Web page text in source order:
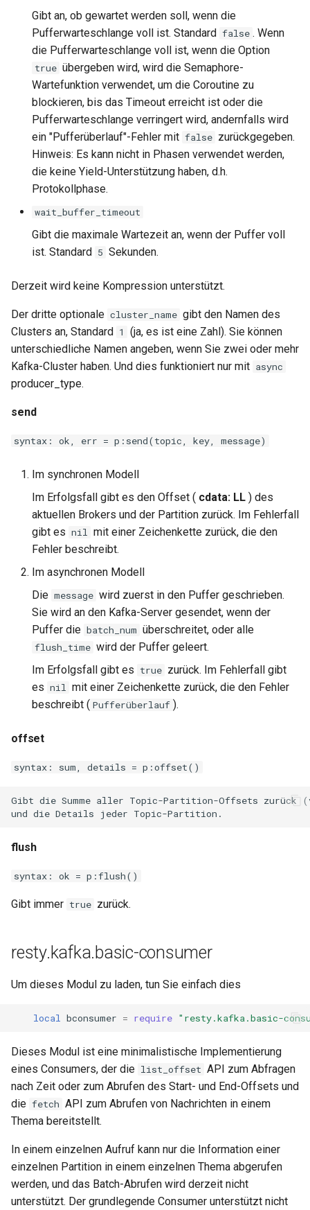
Gibt an, ob gewartet werden soll, wenn die
Pufferwarteschlange voll ist. Standard false . Wenn
die Pufferwarteschlange voll ist, wenn die Option
true übergeben wird, wird die Semaphore-
Wartefunktion verwendet, um die Coroutine zu
blockieren, bis das Timeout erreicht ist oder die
Pufferwarteschlange verringert wird, andernfalls wird
ein "Pufferüberlauf"-Fehler mit false zurückgegeben.
Hinweis: Es kann nicht in Phasen verwendet werden,
die keine Yield-Unterstützung haben, d.h.
Protokollphase.
wait_buffer_timeout
Gibt die maximale Wartezeit an, wenn der Puffer voll
ist. Standard 5 Sekunden.
Derzeit wird keine Kompression unterstützt.
Der dritte optionale cluster_name gibt den Namen des
Clusters an, Standard 1
(ja, es ist eine Zahl). Sie können
unterschiedliche Namen angeben, wenn Sie zwei oder mehr
Kafka-Cluster haben. Und dies funktioniert nur mit async
producer_type.
send
syntax: ok, err = p:send(topic, key, message)
Im synchronen Modell
Im Erfolgsfall gibt es den Offset ( cdata: LL ) des
aktuellen Brokers und der Partition zurück. Im Fehlerfall
gibt es nil mit einer Zeichenkette zurück, die den
Fehler beschreibt.
Im asynchronen Modell
Die message wird zuerst in den Puffer geschrieben.
Sie wird an den Kafka-Server gesendet, wenn der
Puffer die batch_num überschreitet, oder alle
flush_time wird der Puffer geleert.
Im Erfolgsfall gibt es true zurück. Im Fehlerfall gibt
es nil mit einer Zeichenkette zurück, die den Fehler
beschreibt ( Pufferüberlauf ).
offset
syntax: sum, details = p:offset()
Gibt die Summe aller Topic-Partition-Offsets zurück
flush
syntax: ok = p:flush()
Gibt immer true zurück.
resty.kafka.basic-consumer
Um dieses Modul zu laden, tun Sie einfach dies
local bconsumer = require "resty.kafka.basic-
Dieses Modul ist eine minimalistische Implementierung
eines Consumers, der die list_offset API zum Abfragen
nach Zeit oder zum Abrufen des Start- und End-Offsets und
die fetch API zum Abrufen von Nachrichten in einem
Thema bereitstellt.
In einem einzelnen Aufruf kann nur die Information einer
einzelnen Partition in einem einzelnen Thema abgerufen
werden, und das Batch-Abrufen wird derzeit nicht
unterstützt. Der grundlegende Consumer unterstützt nicht